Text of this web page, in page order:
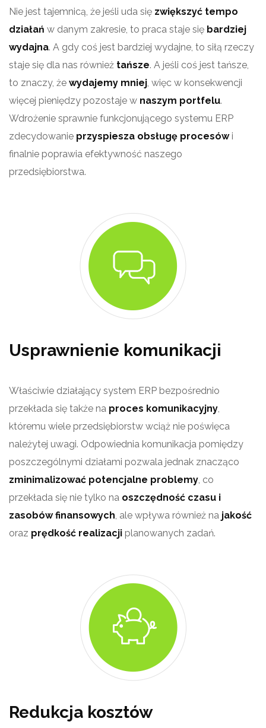
Nie jest tajemnicą, że jeśli uda się zwiększyć tempo
działań w danym zakresie, to praca staje się bardziej
wydajna. A gdy coś jest bardziej wydajne, to siłą rzeczy
staje się dla nas również tańsze. A jeśli coś jest tańsze,
to znaczy, że wydajemy mniej, więc w konsekwencji
więcej pieniędzy pozostaje w naszym portfelu.
Wdrożenie sprawnie funkcjonującego systemu ERP
zdecydowanie przyspiesza obsługę procesówi
finalnie poprawia efektywność naszego
przedsiębiorstwa.
Usprawnienie komunikacji
Właściwie działający system ERP bezpośrednio
przekłada się także na proces komunikacyjny,
któremu wiele przedsiębiorstw wciąż nie poświęca
należytej uwagi. Odpowiednia komunikacja pomiędzy
poszczególnymi działami pozwala jednak znacząco
zminimalizować potencjalne problemy, co
przekłada się nie tylko na oszczędność czasu i
zasobów finansowych, ale wpływa również na jakość
oraz prędkość realizacji planowanych zadań.
Redukcja kosztów